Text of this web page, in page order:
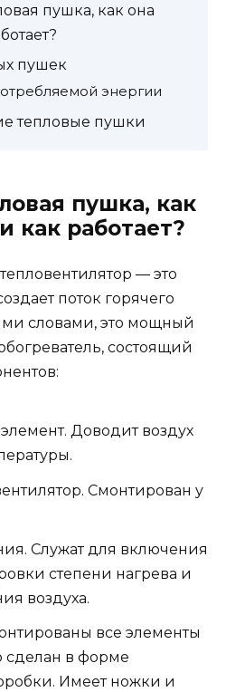
пушка, как она
пушек
энергии
тепловые пушки
пушка, как
как работает?
— это
поток горячего
словами, это мощный
состоящий
Доводит воздух
Смонтирован у
Служат для включения
степени нагрева и
воздуха.
все элементы
сделан в форме
Имеет ножки и